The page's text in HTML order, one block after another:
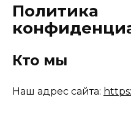
Политика
Кто мы
Наш адрес сайта: